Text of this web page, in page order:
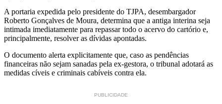
A portaria expedida pelo presidente do TJPA, desembargador
Roberto Gonçalves de Moura, determina que a antiga interina seja
intimada imediatamente para repassar todo o acervo do cartório e,
principalmente, resolver as dívidas apontadas.
O documento alerta explicitamente que, caso as pendências
financeiras não sejam sanadas pela ex-gestora, o tribunal adotará as
medidas cíveis e criminais cabíveis contra ela.
PUBLICIDADE